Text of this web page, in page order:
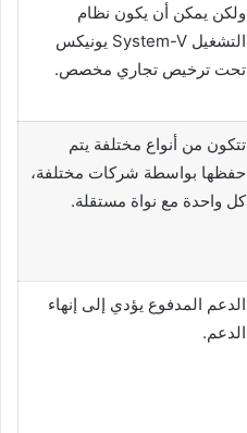
ولكن يمكن أن يكون نظام
التشغيل System-V يونيكس
تحت ترخيص تجاري مخصص.
تتكون من أنواع مختلفة يتم
حفظها بواسطة شركات مختلفة،
كل واحدة مع نواة مستقلة.
الدعم المدفوع يؤدي إلى إنهاء
الدعم.